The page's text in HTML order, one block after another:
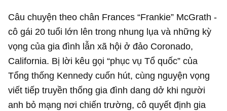
Câu chuyện theo chân Frances “Frankie” McGrath -
cô gái 20 tuổi lớn lên trong nhung lụa và những kỳ
vọng của gia đình lẫn xã hội ở đảo Coronado,
California. Bị lời kêu gọi “phục vụ Tổ quốc” của
Tổng thống Kennedy cuốn hút, cùng nguyện vọng
viết tiếp truyền thống gia đình dang dở khi người
anh bỏ mạng nơi chiến trường, cô quyết định gia